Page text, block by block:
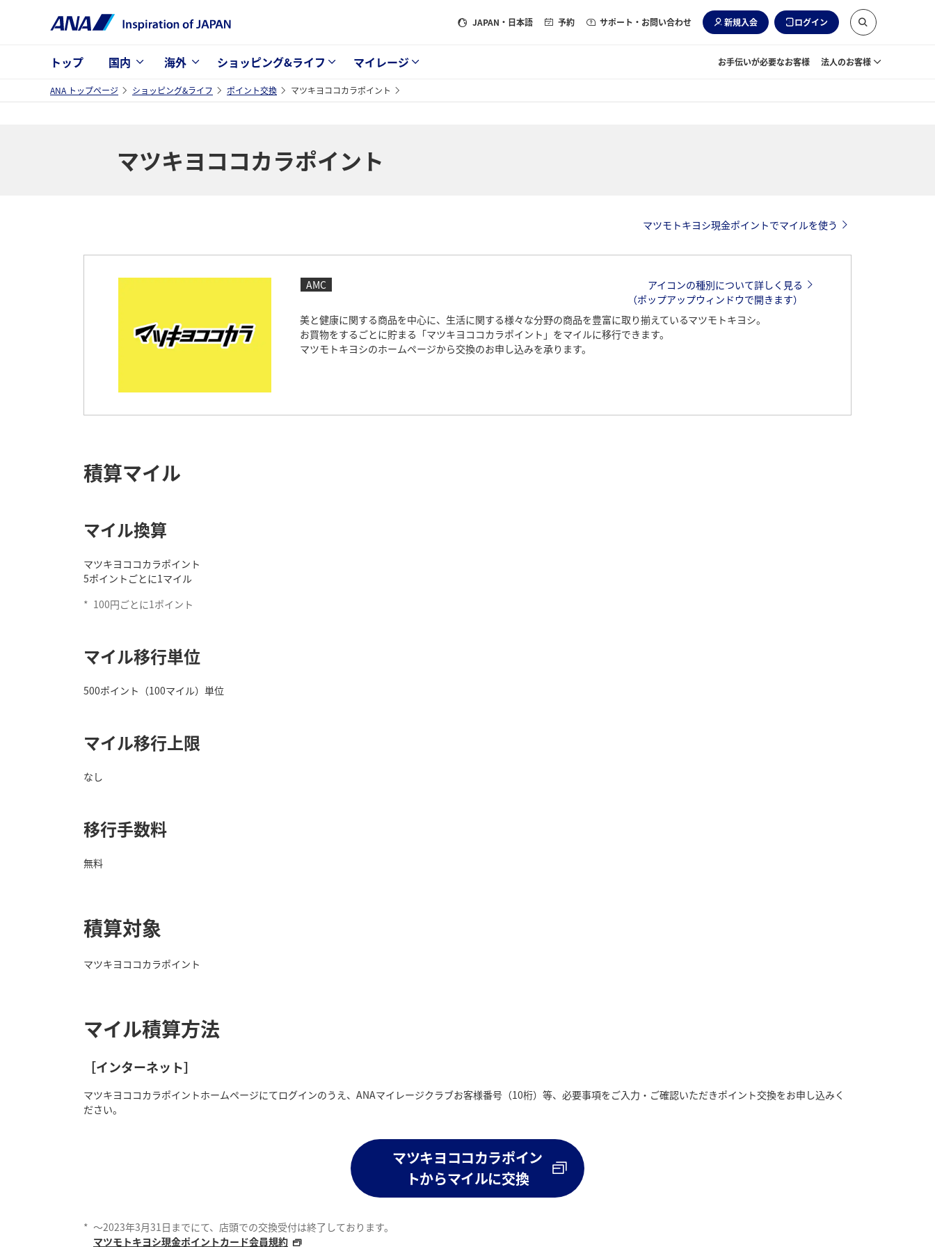
JAPAN ・日本語 予約 サポート・お問い合わせ 新規入会 ログイン
トップ 国内 海外 ショッピング&ライフ マイレージ お手伝いが必要なお客様 法人のお客様
ANA トップページ ショッピング&ライフ ポイント交換 マツキヨココカラポイント
マツキヨココカラポイント
マツモトキヨシ現金ポイントでマイルを使う
AMC
アイコンの種別について詳しく見る
（ポップアップウィンドウで開きます）
美と健康に関する商品を中心に、生活に関する様々な分野の商品を豊富に取り揃えているマツモトキヨシ。
お買物をするごとに貯まる「マツキヨココカラポイント」をマイルに移行できます。
マツモトキヨシのホームページから交換のお申し込みを承ります。
積算マイル
マイル換算
マツキヨココカラポイント
5ポイントごとに1マイル
* 100円ごとに1ポイント
マイル移行単位
500ポイント（100マイル）単位
マイル移行上限
なし
移行手数料
無料
積算対象
マツキヨココカラポイント
マイル積算方法
［インターネット］
マツキヨココカラポイントホームページにてログインのうえ、ANAマイレージクラブお客様番号（10桁）等、必要事項をご入力・ご確認いただきポイント交換をお申し込みく
ださい。
マツキヨココカラポイン
トからマイルに交換
* ～2023年3月31日までにて、店頭での交換受付は終了しております。
マツモトキヨシ現金ポイントカード会員規約